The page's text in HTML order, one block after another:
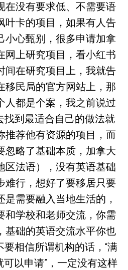
在没有要求低、不需要语
叶卡的项目，如果有人告
小心甄别，很多申请加拿
网上研究项目，看小红书
间在研究项目上，我就告
移民局的官方网站上，那
人都是个案，我之前说过
找到最适合自己的做法就
推荐他有资源的项目，而
忽略了基础本质，加拿大
区法语），没有英语基础
难行，想好了要移居只要
需要融入当地生活的，
和学校和老师交流，你需
基础的英语交流水平你也
相信所谓机构的话，“满
以申请”，一定没有这样